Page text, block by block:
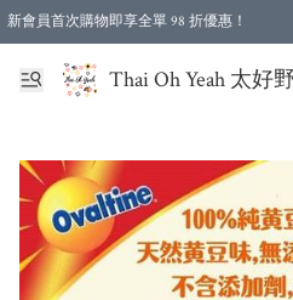
新會員首次購物即享全單 98 折優惠！
特選會員可享全單低至 96 折優惠！
Thai Oh Yeah 太好野